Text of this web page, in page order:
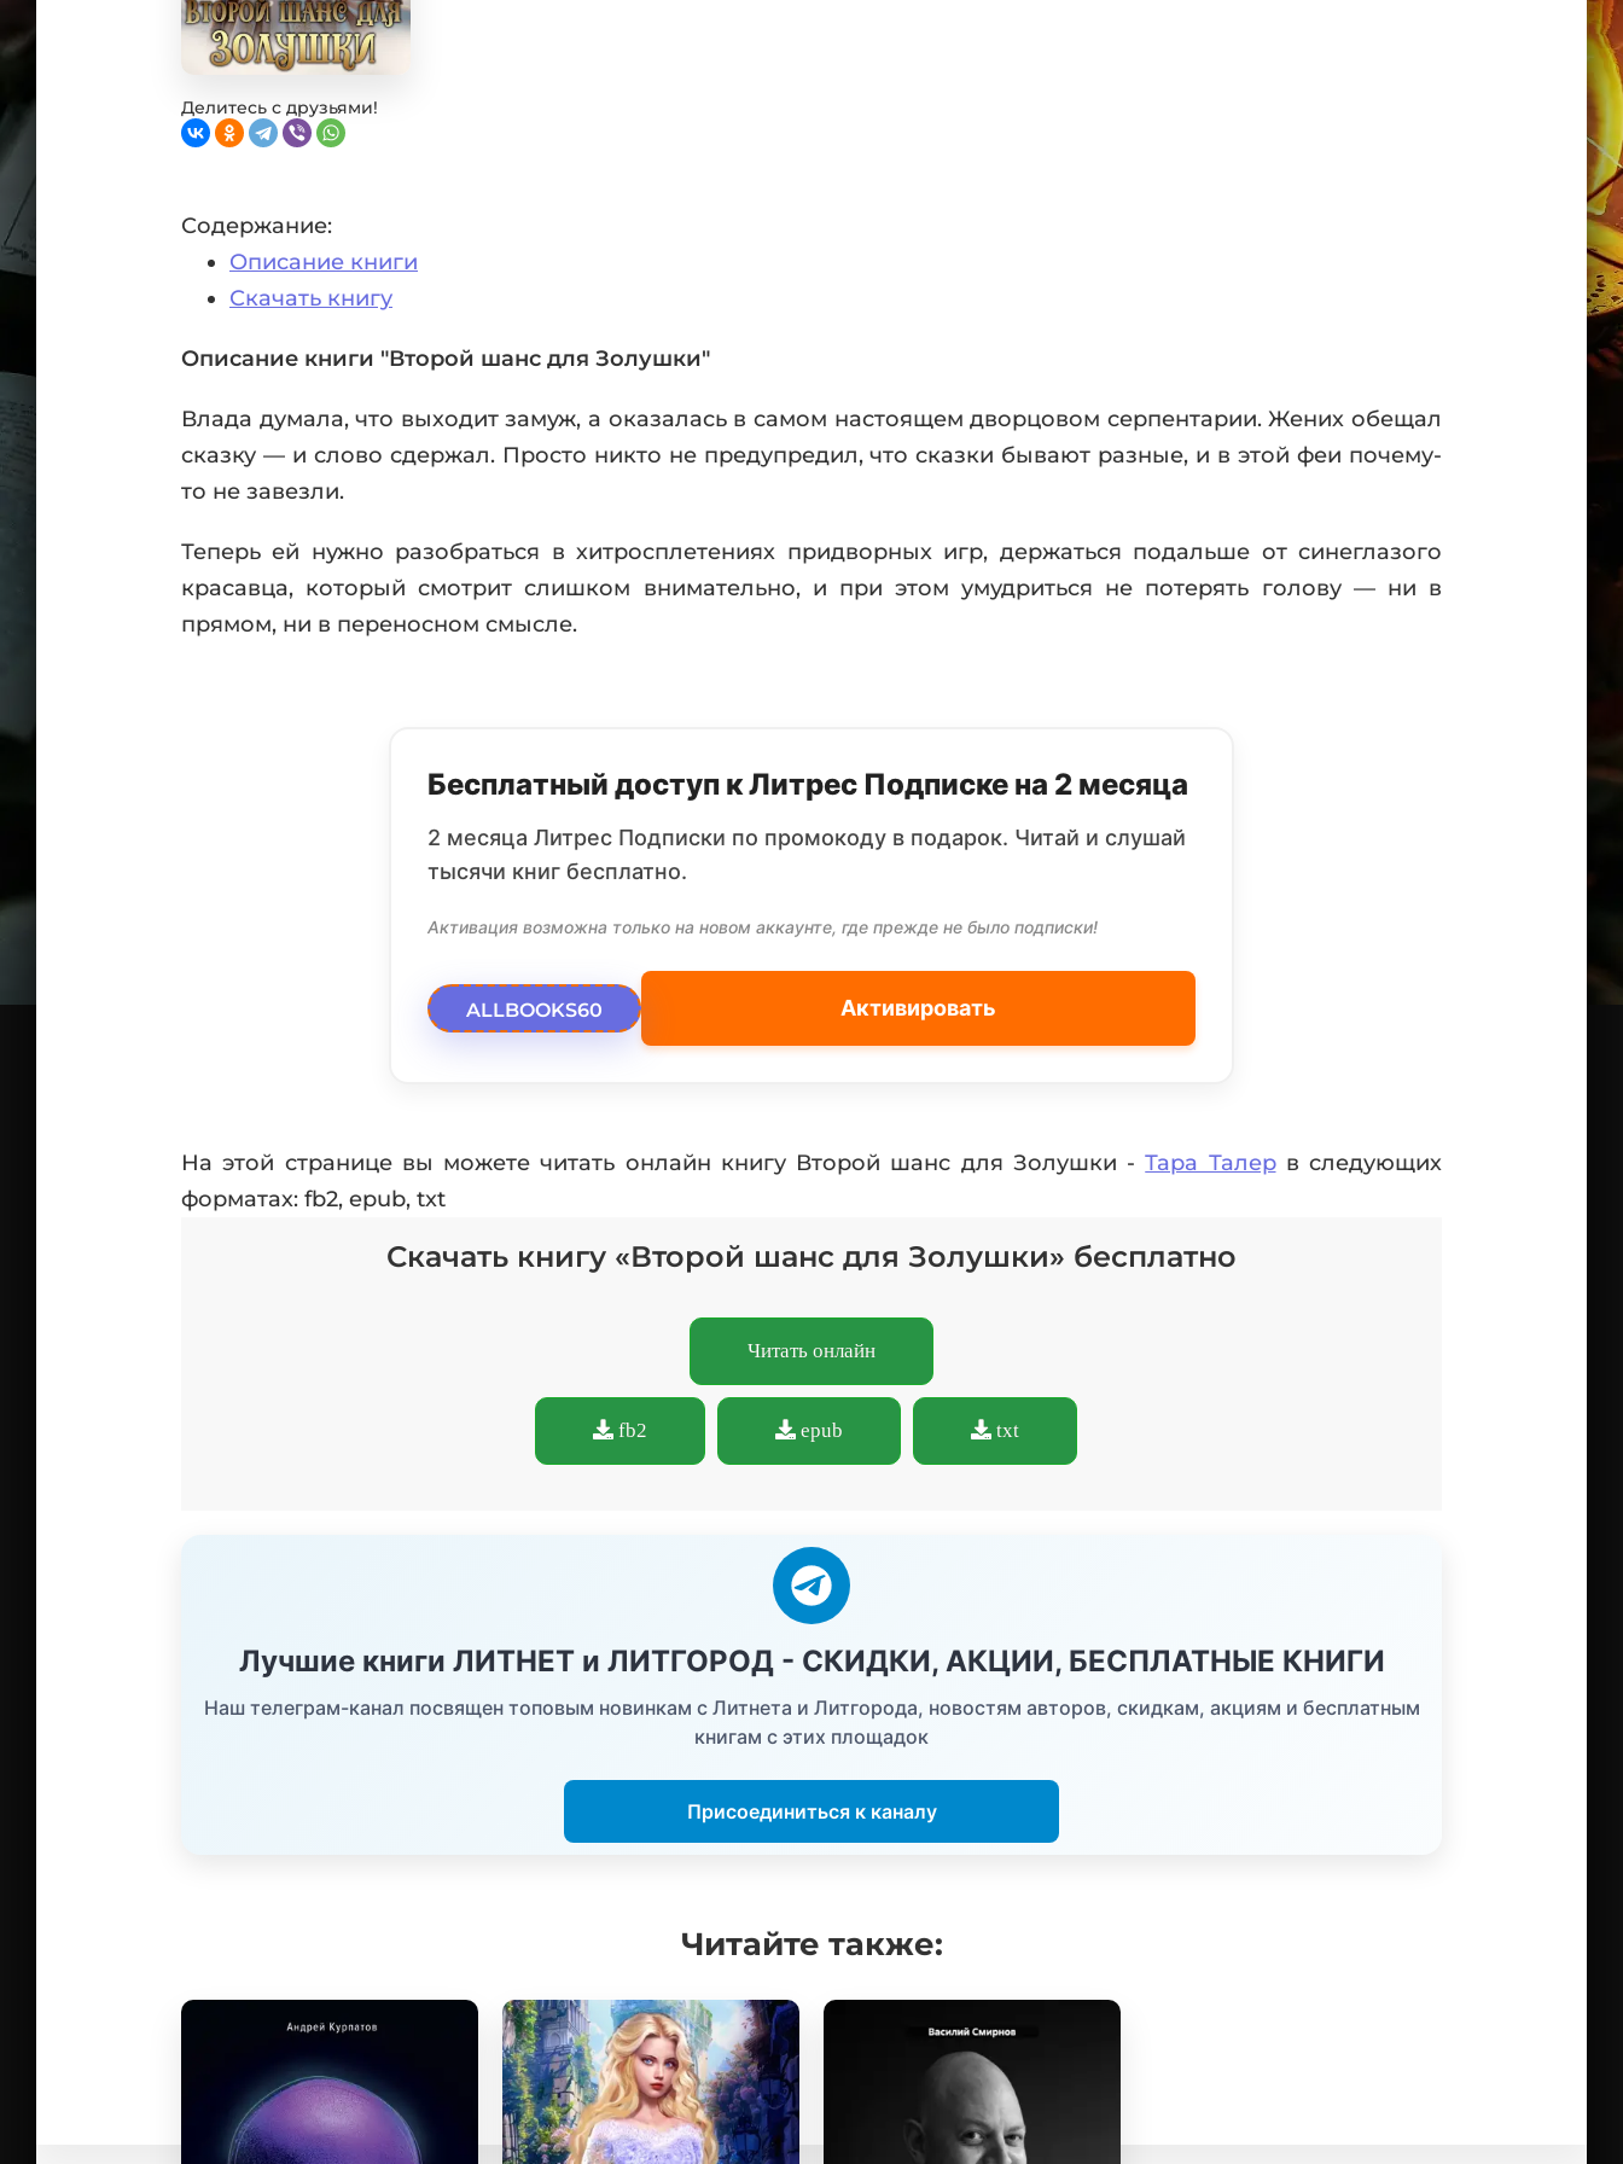
Делитесь с друзьями!
Содержание:
Описание книги
Скачать книгу
Описание книги "Второй шанс для Золушки"
Влада думала, что выходит замуж, а оказалась в самом настоящем дворцовом серпентарии. Жених обещал
сказку — и слово сдержал. Просто никто не предупредил, что сказки бывают разные, и в этой феи почему-
то не завезли.
Теперь ей нужно разобраться в хитросплетениях придворных игр, держаться подальше от синеглазого
красавца, который смотрит слишком внимательно, и при этом умудриться не потерять голову — ни в
прямом, ни в переносном смысле.
Бесплатный доступ к Литрес Подписке на 2 месяца
2 месяца Литрес Подписки по промокоду в подарок. Читай и слушай
тысячи книг бесплатно.
Активация возможна только на новом аккаунте, где прежде не было подписки!
ALLBOOKS60 Активировать
На этой странице вы можете читать онлайн книгу Второй шанс для Золушки -Тара Талерв следующих
форматах: fb2, epub, txt
Скачать книгу «Второй шанс для Золушки» бесплатно
Читать онлайн
fb2 epub txt
Лучшие книги ЛИТНЕТ и ЛИТГОРОД - СКИДКИ, АКЦИИ, БЕСПЛАТНЫЕ КНИГИ
Наш телеграм-канал посвящен топовым новинкам с Литнета и Литгорода, новостям авторов, скидкам, акциям и бесплатным
книгам с этих площадок
Присоединиться к каналу
Читайте также: